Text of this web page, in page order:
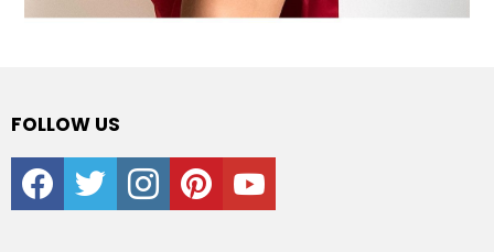
FOLLOW US
facebooktwitter instagrampinterestyoutube